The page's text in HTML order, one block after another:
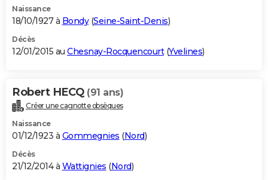
Naissance
18/10/1927 à Bondy(Seine-Saint-Denis)
Décès
12/01/2015 au Chesnay-Rocquencourt(Yvelines)
Robert HECQ (91 ans)
Créer une cagnotte obsèques
Naissance
01/12/1923 à Gommegnies (Nord)
Décès
21/12/2014 à Wattignies (Nord)